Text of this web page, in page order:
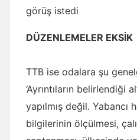
görüş istedi
DÜZENLEMELER EKSİK
TTB ise odalara şu
‘Ayrıntıların belirlendiği
yapılmış değil.
bilgilerinin ölçülmesi,